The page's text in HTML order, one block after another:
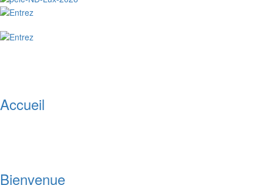
Accueil
Bienvenue